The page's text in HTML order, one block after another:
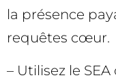
la présence
requêtes cœur.
– Utilisez le